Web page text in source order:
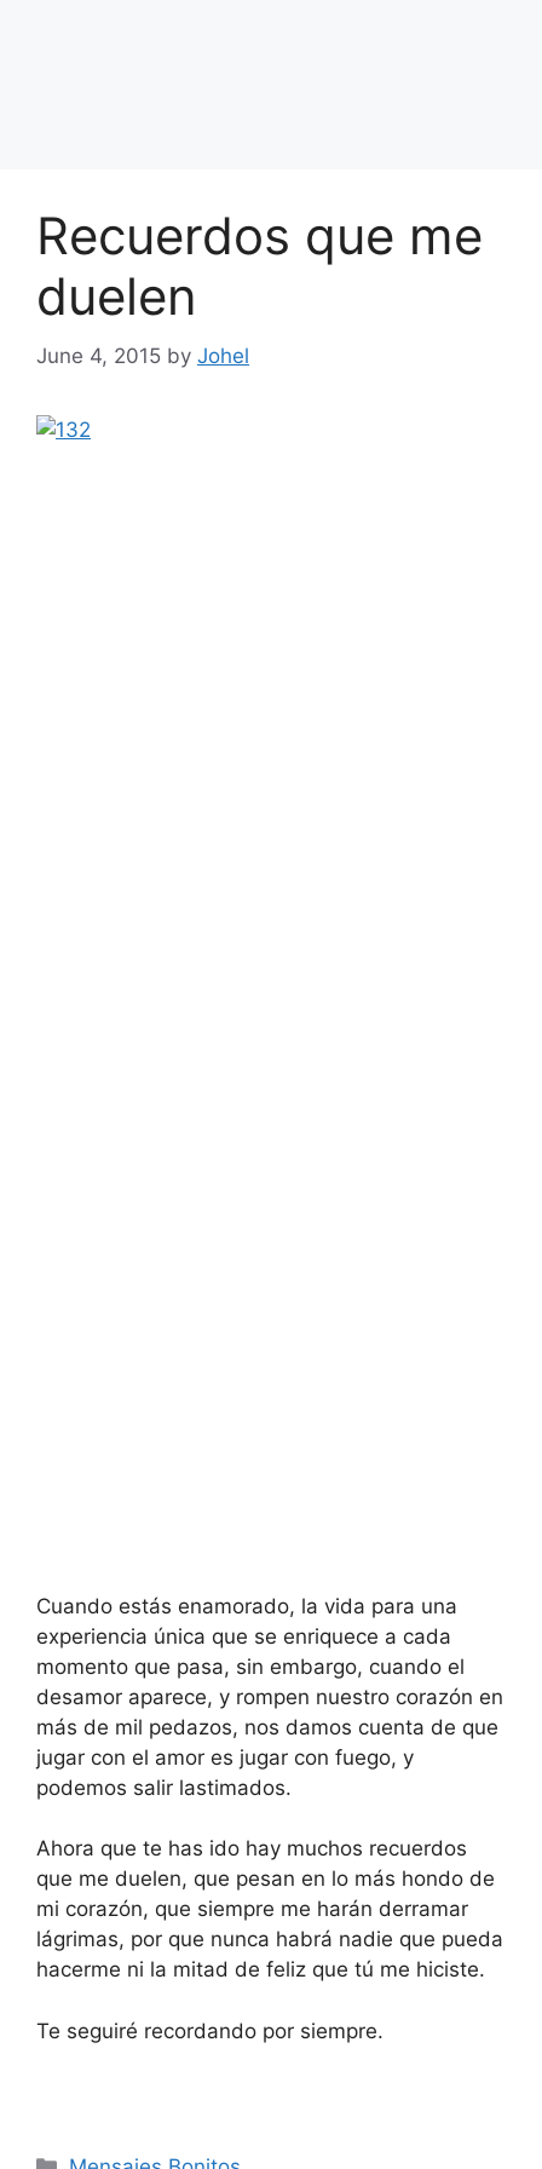
Recuerdos que me
duelen
June 4, 2015 by Johel
Cuando estás enamorado, la vida para una
experiencia única que se enriquece a cada
momento que pasa, sin embargo, cuando el
desamor aparece, y rompen nuestro corazón en
más de mil pedazos, nos damos cuenta de que
jugar con el amor es jugar con fuego, y
podemos salir lastimados.
Ahora que te has ido hay muchos recuerdos
que me duelen, que pesan en lo más hondo de
mi corazón, que siempre me harán derramar
lágrimas, por que nunca habrá nadie que pueda
hacerme ni la mitad de feliz que tú me hiciste.
Te seguiré recordando por siempre.
Categories